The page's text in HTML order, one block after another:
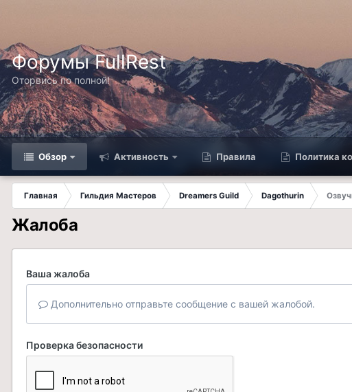
Форумы FullRest
Оторвись по полной!
Обзор Активность Правила Политика
Главная Гильдия Мастеров Dreamers Guild Dagothurin
Жалоба
Ваша жалоба
Дополнительно отправьте сообщение с вашей жалобой.
Проверка безопасности